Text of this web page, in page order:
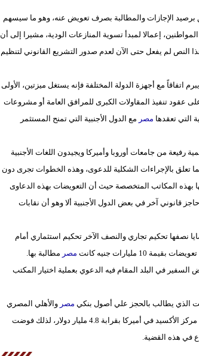
برصيد الإجازات والمطالبة بصرف تعويض عنه، وهو ما سيسهم
إعمالا لمبدأ تسوية المنازعات الودية، مشيرا إلى أن
هذا النص لم يفعل حتى الآن لعدم صدور التشريع القانوني لتنظيم
اتفاقاً مع أجهزة الدولة المختلفة فإنه يستغل ميزتين، الأولى
عقود تنفيذ المقاولات الكبرى للمرافق العامة أو مشروعات
التي تعقدها مصر مع الدول الأجنبية التي تمنح المستثمر
مستشارا حاصلين على درجات علمية رفيعة من جامعات أوروبا وأميركا ويجيدون اللغات الأجنبية
تعلق بالإجراءات الشكلية للدعوى، وهذه الخطوات تجرى دون
بهذه المكاتب المتخصصة حيث أن التعويضات بهذه الدعاوى
قانوني آخر في بعض الدول الأجنبية ألا وهو أن نقابات
منذ تولي هيئة قضايا الدولة المسؤولية عن قضايا التحكيم، استطاع الفوز بـ 8 قضايا نصفها تحكيم تجاري والنصف الآخر تحكيم استثماري أمام
جنيه كانت
مصر مطالبة بها.
السفير في البلد المقام فيه الدعوي بعملية اختيار المكتب
الذي يطالب بالحجز علي أصول بنكي مصر والأهلي المصري
والحكومة المصرية في أميركا، سدادا لتعويضات قدرها محاميه في الدعوي التي أقامها أمام مركز الأكسيد في أميركا بقرابة 4.8 مليار دولار، لذلك فوضت
في هذه القضية.